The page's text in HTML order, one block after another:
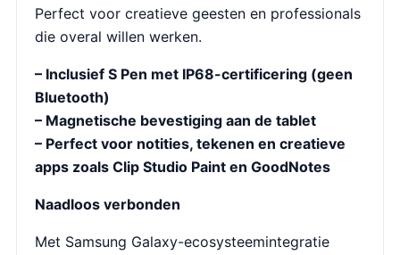
Perfect voor creatieve geesten en professionals
die overal willen werken.
– Inclusief S Pen met IP68-certificering (geen
Bluetooth)
– Magnetische bevestiging aan de tablet
– Perfect voor notities, tekenen en creatieve
apps zoals Clip Studio Paint en GoodNotes
Naadloos verbonden
Met Samsung Galaxy-ecosysteemintegratie